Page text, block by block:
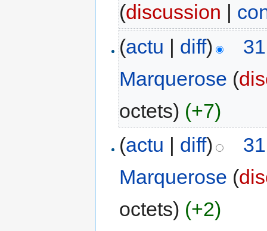
(discussion |
(actu | diff)
Marquerose (
octets) (+7)
(actu | diff)
Marquerose (
octets) (+2)